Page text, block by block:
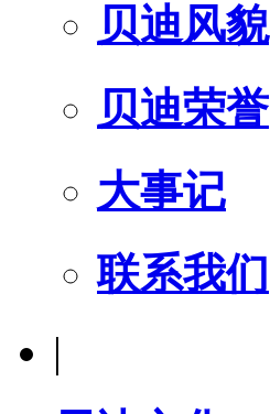
贝迪风貌
贝迪荣誉
大事记
联系我们
|